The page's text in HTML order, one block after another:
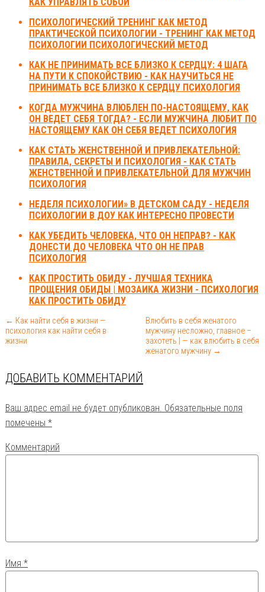
ПСИХОЛОГИЧЕСКИЙ ТРЕНИНГ КАК МЕТОД
ПРАКТИЧЕСКОЙ ПСИХОЛОГИИ - ТРЕНИНГ КАК МЕТОД
ПСИХОЛОГИИ ПСИХОЛОГИЧЕСКИЙ МЕТОД
КАК НЕ ПРИНИМАТЬ ВСЕ БЛИЗКО К СЕРДЦУ: 4 ШАГА
НА ПУТИ К СПОКОЙСТВИЮ - КАК НАУЧИТЬСЯ НЕ
ПРИНИМАТЬ ВСЕ БЛИЗКО К СЕРДЦУ ПСИХОЛОГИЯ
КОГДА МУЖЧИНА ВЛЮБЛЕН ПО-НАСТОЯЩЕМУ, КАК
ОН ВЕДЕТ СЕБЯ ТОГДА? - ЕСЛИ МУЖЧИНА ЛЮБИТ ПО
НАСТОЯЩЕМУ КАК ОН СЕБЯ ВЕДЕТ ПСИХОЛОГИЯ
КАК СТАТЬ ЖЕНСТВЕННОЙ И ПРИВЛЕКАТЕЛЬНОЙ:
ПРАВИЛА, СЕКРЕТЫ И ПСИХОЛОГИЯ - КАК СТАТЬ
ЖЕНСТВЕННОЙ И ПРИВЛЕКАТЕЛЬНОЙ ДЛЯ МУЖЧИН
ПСИХОЛОГИЯ
НЕДЕЛЯ ПСИХОЛОГИИ» В ДЕТСКОМ САДУ - НЕДЕЛЯ
ПСИХОЛОГИИ В ДОУ КАК ИНТЕРЕСНО ПРОВЕСТИ
КАК УБЕДИТЬ ЧЕЛОВЕКА, ЧТО ОН НЕПРАВ? - КАК
ДОНЕСТИ ДО ЧЕЛОВЕКА ЧТО ОН НЕ ПРАВ
ПСИХОЛОГИЯ
КАК ПРОСТИТЬ ОБИДУ - ЛУЧШАЯ ТЕХНИКА
ПРОЩЕНИЯ ОБИДЫ | МОЗАИКА ЖИЗНИ - ПСИХОЛОГИЯ
КАК ПРОСТИТЬ ОБИДУ
← Как найти себя в жизни —
психология как найти себя в
жизни
Влюбить в себя женатого
мужчину несложно, главное –
захотеть | — как влюбить в себя
женатого мужчину →
ДОБАВИТЬ КОММЕНТАРИЙ
Ваш адрес email не будет опубликован. Обязательные поля
помечены *
Комментарий
Имя *